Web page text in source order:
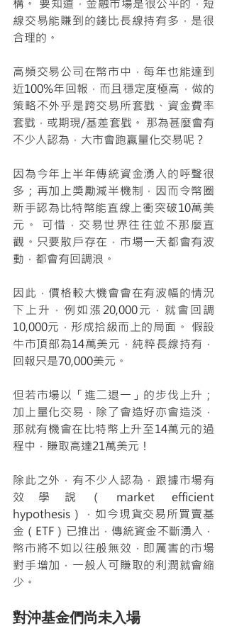
構。 要知道，金融市場是很公平的，短
線交易能賺到的錢比長線持有多，是很
合理的。
高頻交易公司在幣市中，每年也能達到
近100%年回報，而且穩定度極高，做的
策略不外乎是跨交易所套戥、資金費率
套戥，或期現/基差套戥。 那為甚麼會有
不少人認為，大市會跑贏量化交易呢？
因為今年上半年傳統資金湧入的呼聲很
多；再加上獎勵減半機制，因而令幣圈
新手認為比特幣能直線上衝突破10萬美
元。 可惜，交易世界往往並不那麼直
觀。只要散戶存在，市場一天都會有波
動，都會有回調浪。
因此，價格較大機會會在有波幅的情況
下上升，例如漲20,000元，就會回調
10,000元，形成拾級而上的局面。 假設
牛市頂部為14萬美元，純粹長線持有，
回報只是70,000美元。
但若市場以「進二退一」的步伐上升；
加上量化交易，除了會造好亦會造淡，
那就有機會在比特幣上升至14萬元的過
程中，賺取高達21萬美元！
除此之外，有不少人認為，跟據市場有
效學說（market efficient
hypothesis），如今現貨交易所買賣基
金（ETF）已推出，傳統資金不斷湧入，
幣市將不如以往般無效，即厲害的市場
對手增加，一般人可賺取的利潤就會縮
少。
對沖基金們尚未入場